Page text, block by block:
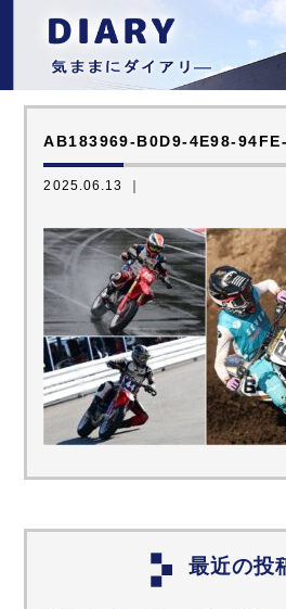
AB183969-B0D9-4E98-
2025.06.13 ｜
最近の投